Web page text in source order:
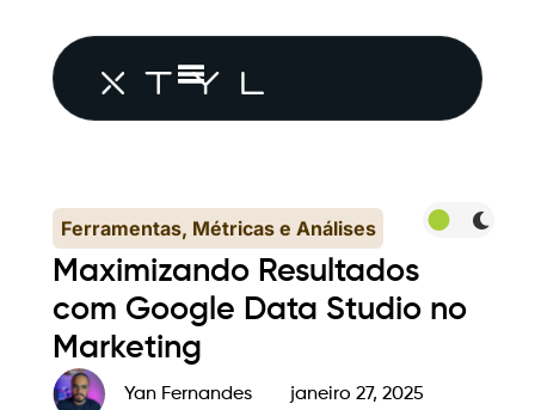
Ferramentas, Métricas e Análises
Maximizando Resultados
com Google Data Studio no
Marketing
Yan Fernandes janeiro 27, 2025